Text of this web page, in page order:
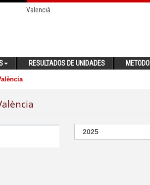
Valencià
RESULTADOS DE UNIDADES